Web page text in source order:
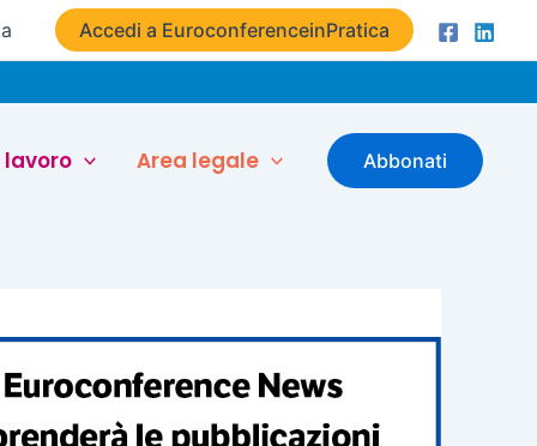
Accedi a EuroconferenceinPratica
lavoro Area legale Abbonati